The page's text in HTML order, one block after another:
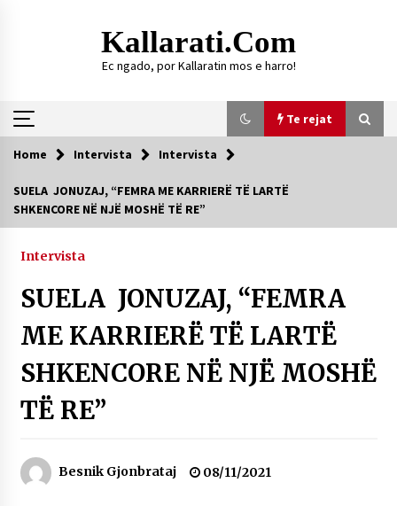
Kallarati.com
Ec ngado, por Kallaratin mos e harro!
Te rejat
Te rejat
16/07/2026
Gazeta Kallarati nr. 118
07/07/2026
SI U ARRIT TË REALIZOHEJ PERLA FOLKLORIKE
06/06/2026
NË KALLARAT, NË “FSHATIN E DJEGUR” U
26/05/2026
Home Intervista Intervista
SUELA JONUZAJ, “FEMRA ME KARRIERË TË LARTË
SHKENCORE NË NJË MOSHË TË RE”
Intervista
SUELA JONUZAJ, “FEMRA
ME KARRIERË TË LARTË
SHKENCORE NË NJË MOSHË
TË RE”
Besnik Gjonbrataj 08/11/2021